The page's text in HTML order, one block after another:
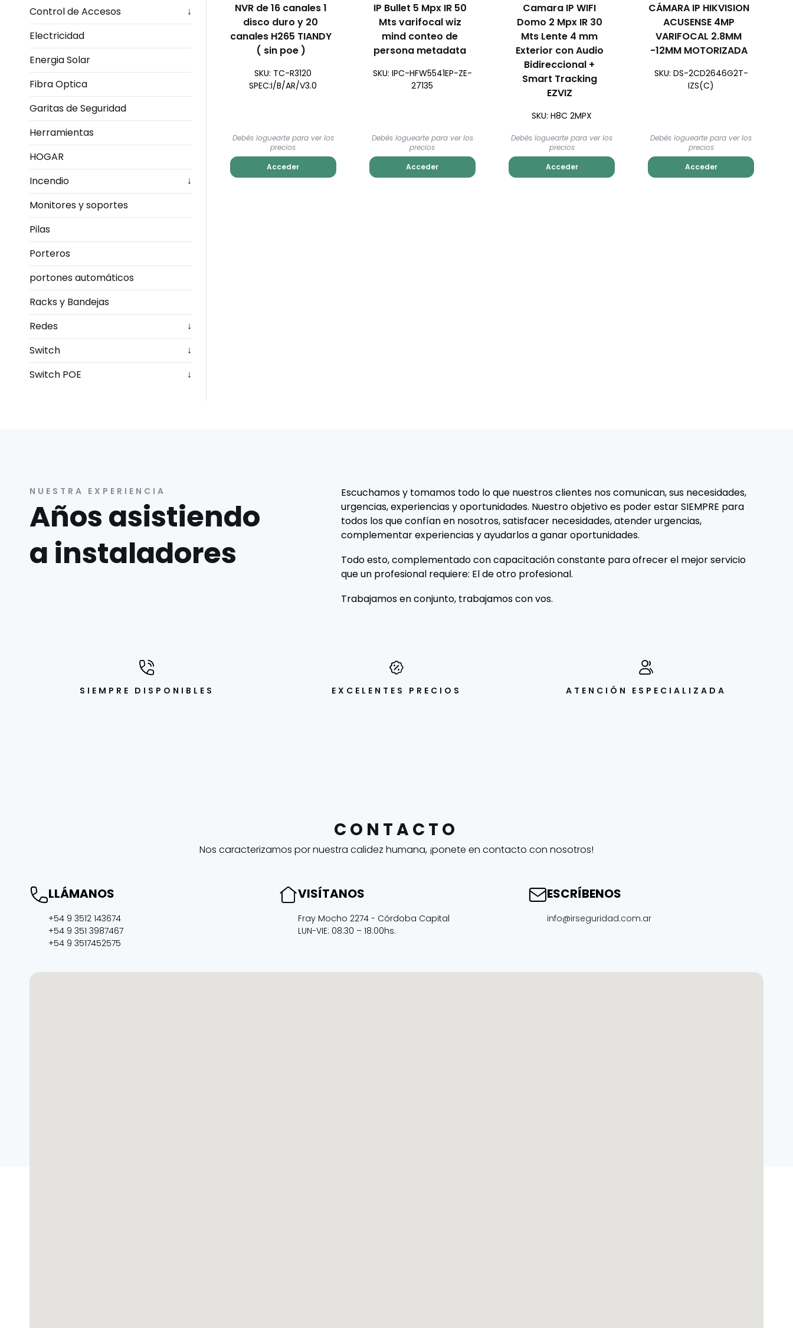
Control de Accesos
↓
Electricidad
Energia Solar
Fibra Optica
Garitas de Seguridad
Herramientas
HOGAR
Incendio
↓
Monitores y soportes
Pilas
Porteros
portones automáticos
Racks y Bandejas
Redes
↓
Switch
↓
Switch POE
↓
NVR de 16 canales 1
disco duro y 20
canales H265 TIANDY
( sin poe )
SKU: TC-R3120
SPEC:I/B/AR/V3.0
Debés loguearte para ver los
precios
Acceder
IP Bullet 5 Mpx IR 50
Mts varifocal wiz
mind conteo de
persona metadata
SKU: IPC-HFW5541EP-ZE-
27135
Debés loguearte para ver los
precios
Acceder
Camara IP WIFI
Domo 2 Mpx IR 30
Mts Lente 4 mm
Exterior con Audio
Bidireccional +
Smart Tracking
EZVIZ
SKU: H8C 2MPX
Debés loguearte para ver los
precios
Acceder
CÁMARA IP HIKVISION
ACUSENSE 4MP
VARIFOCAL 2.8MM
-12MM MOTORIZADA
SKU: DS-2CD2646G2T-
IZS(C)
Debés loguearte para ver los
precios
Acceder
NUESTRA EXPERIENCIA
Años asistiendo
a instaladores
Escuchamos y tomamos todo lo que nuestros clientes nos comunican, sus necesidades,
urgencias, experiencias y oportunidades. Nuestro objetivo es poder estar SIEMPRE para
todos los que confían en nosotros, satisfacer necesidades, atender urgencias,
complementar experiencias y ayudarlos a ganar oportunidades.
Todo esto, complementado con capacitación constante para ofrecer el mejor servicio
que un profesional requiere: El de otro profesional.
Trabajamos en conjunto, trabajamos con vos.
SIEMPRE DISPONIBLES EXCELENTES PRECIOS ATENCIÓN ESPECIALIZADA
CONTACTO
Nos caracterizamos por nuestra calidez humana, ¡ponete en contacto con nosotros!
LLÁMANOS
+54 9 3512 143674
+54 9 351 3987467
+54 9 3517452575
VISÍTANOS
Fray Mocho 2274 - Córdoba Capital
LUN-VIE: 08:30 – 18:00hs.
ESCRÍBENOS
info@irseguridad.com.ar